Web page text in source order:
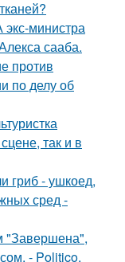
министра
сааба.
против
по делу об
так и в
гриб - ушкоед,
сред -
"Завершена",
- Politico.